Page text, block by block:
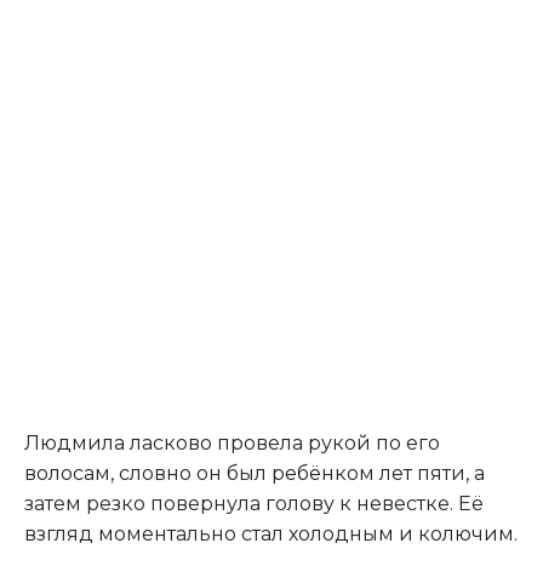
Людмила ласково провела рукой по его
волосам, словно он был ребёнком лет пяти, а
затем резко повернула голову к невестке. Её
взгляд моментально стал холодным и колючим.